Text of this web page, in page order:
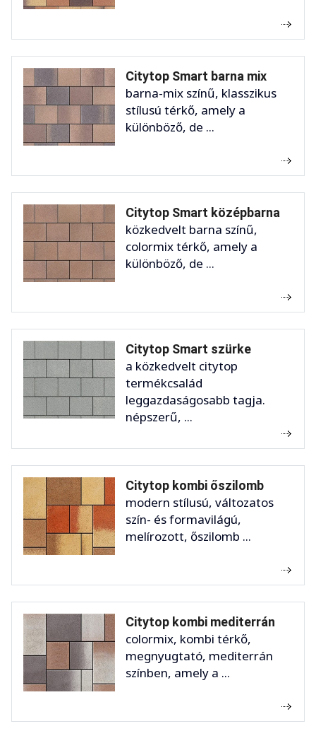
Citytop Smart barna mix
barna-mix színű, klasszikus
stílusú térkő, amely a
különböző, de ...
Citytop Smart középbarna
közkedvelt barna színű,
colormix térkő, amely a
különböző, de ...
Citytop Smart szürke
a közkedvelt citytop
termékcsalád
leggazdaságosabb tagja.
népszerű, ...
Citytop kombi őszilomb
modern stílusú, változatos
szín- és formavilágú,
melírozott, őszilomb ...
Citytop kombi mediterrán
colormix, kombi térkő,
megnyugtató, mediterrán
színben, amely a ...